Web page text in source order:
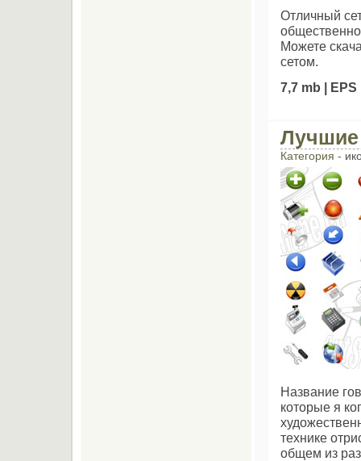
Отличный
Можете
сетом.
7,7 mb | EPS
Лучшие
Категория -
Название
которые я
технике
общем из